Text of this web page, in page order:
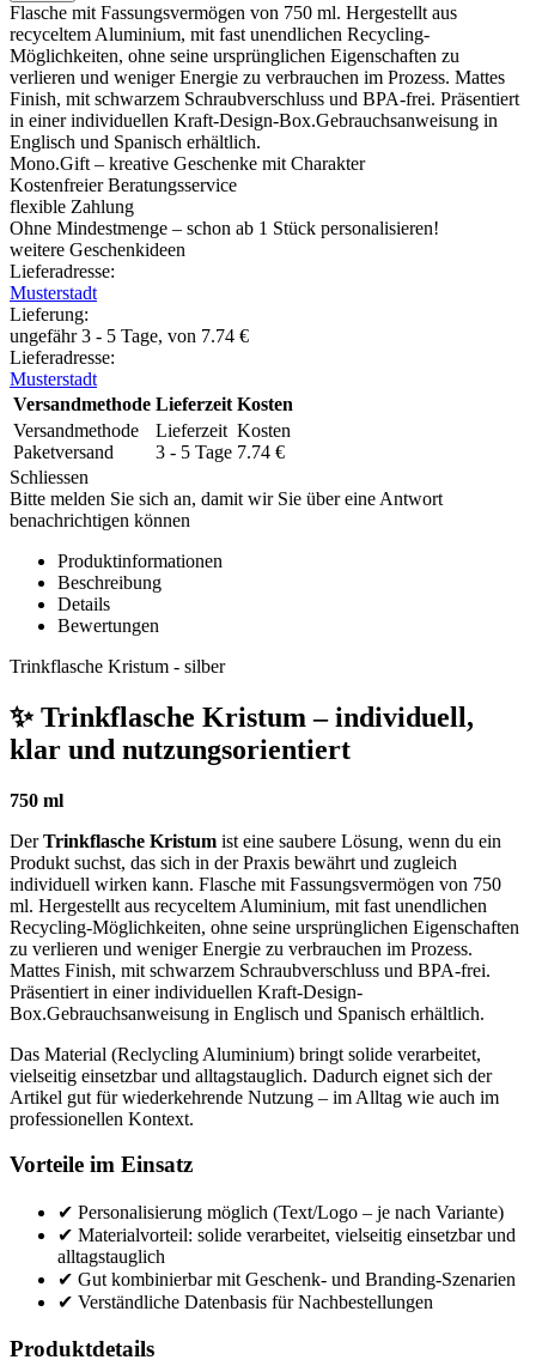
Flasche mit Fassungsvermögen von 750 ml. Hergestellt aus
recyceltem Aluminium, mit fast unendlichen Recycling-
Möglichkeiten, ohne seine ursprünglichen Eigenschaften zu
verlieren und weniger Energie zu verbrauchen im Prozess. Mattes
Finish, mit schwarzem Schraubverschluss und BPA-frei. Präsentiert
in einer individuellen Kraft-Design-Box.Gebrauchsanweisung in
Englisch und Spanisch erhältlich.
Mono.Gift – kreative Geschenke mit Charakter
Kostenfreier Beratungsservice
flexible Zahlung
Ohne Mindestmenge – schon ab 1 Stück personalisieren!
weitere Geschenkideen
Lieferadresse:
Musterstadt
Lieferung:
ungefähr 3 - 5 Tage, von 7.74 €
Lieferadresse:
Musterstadt
Versandmethode Lieferzeit Kosten
Versandmethode
Paketversand
Lieferzeit
3 - 5 Tage
Kosten
7.74 €
Schliessen
Bitte melden Sie sich an, damit wir Sie über eine Antwort
benachrichtigen können
Produktinformationen
Beschreibung
Details
Bewertungen
Trinkflasche Kristum - silber
✨ Trinkflasche Kristum – individuell,
klar und nutzungsorientiert
750 ml
DerTrinkflasche Kristum ist eine saubere Lösung, wenn du ein
Produkt suchst, das sich in der Praxis bewährt und zugleich
individuell wirken kann. Flasche mit Fassungsvermögen von 750
ml. Hergestellt aus recyceltem Aluminium, mit fast unendlichen
Recycling-Möglichkeiten, ohne seine ursprünglichen Eigenschaften
zu verlieren und weniger Energie zu verbrauchen im Prozess.
Mattes Finish, mit schwarzem Schraubverschluss und BPA-frei.
Präsentiert in einer individuellen Kraft-Design-
Box.Gebrauchsanweisung in Englisch und Spanisch erhältlich.
Das Material (Reclycling Aluminium) bringt solide verarbeitet,
vielseitig einsetzbar und alltagstauglich. Dadurch eignet sich der
Artikel gut für wiederkehrende Nutzung – im Alltag wie auch im
professionellen Kontext.
Vorteile im Einsatz
✔ Personalisierung möglich (Text/Logo – je nach Variante)
✔ Materialvorteil: solide verarbeitet, vielseitig einsetzbar und
alltagstauglich
✔ Gut kombinierbar mit Geschenk- und Branding-Szenarien
✔ Verständliche Datenbasis für Nachbestellungen
Produktdetails